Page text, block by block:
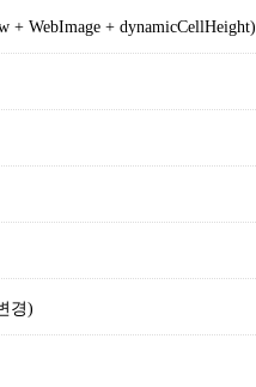
WebImage + dynamicCellHeight)
경)